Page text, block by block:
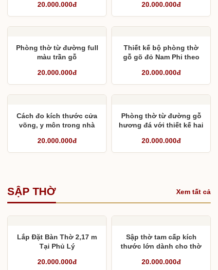
20.000.000đ
20.000.000đ
Phòng thờ từ đường full
màu trần gỗ
20.000.000đ
Thiết kế bộ phòng thờ
gỗ gõ đỏ Nam Phi theo
20.000.000đ
Cách đo kích thước cửa
võng, y môn trong nhà
20.000.000đ
Phòng thờ từ đường gỗ
hương đá với thiết kế hai
liền khối
20.000.000đ
SẬP THỜ Xem tất cả
Lắp Đặt Bàn Thờ 2,17 m
Tại Phủ Lý
20.000.000đ
Sập thờ tam cấp kích
thước lớn dành cho thờ
20.000.000đ